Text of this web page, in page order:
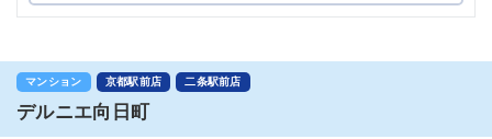
マンション 京都駅前店 二条駅前店
デルニエ向日町